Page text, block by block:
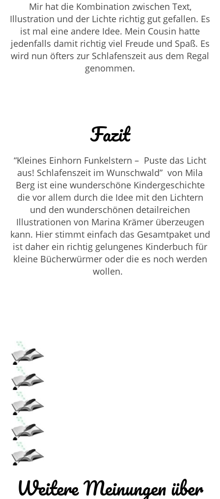
Mir hat die Kombination zwischen Text,
Illustration und der Lichte richtig gut gefallen. Es
ist mal eine andere Idee. Mein Cousin hatte
jedenfalls damit richtig viel Freude und Spaß. Es
wird nun öfters zur Schlafenszeit aus dem Regal
genommen.
Fazit
“Kleines Einhorn Funkelstern – Puste das Licht
aus! Schlafenszeit im Wunschwald” von Mila
Berg ist eine wunderschöne Kindergeschichte
die vor allem durch die Idee mit den Lichtern
und den wunderschönen detailreichen
Illustrationen von Marina Krämer überzeugen
kann. Hier stimmt einfach das Gesamtpaket und
ist daher ein richtig gelungenes Kinderbuch für
kleine Bücherwürmer oder die es noch werden
wollen.
Weitere Meinungen über